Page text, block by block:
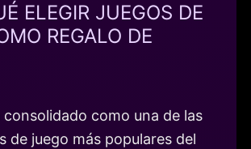
ELEGIR JUEGOS DE
REGALO DE
consolidado como una de las
de juego más populares del